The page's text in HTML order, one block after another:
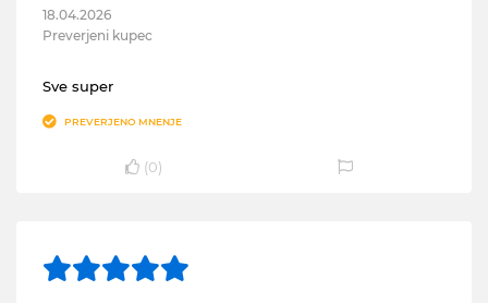
18.04.2026
Preverjeni kupec
Sve super
PREVERJENO MNENJE
(0)